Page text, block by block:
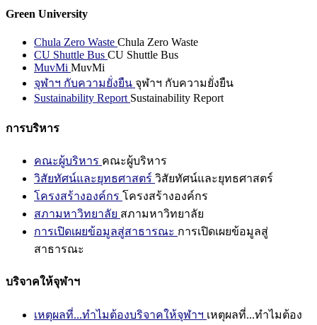
Green University
Chula Zero Waste Chula Zero Waste
CU Shuttle Bus CU Shuttle Bus
MuvMi MuvMi
จุฬาฯ กับความยั่งยืน จุฬาฯ กับความยั่งยืน
Sustainability Report Sustainability Report
การบริหาร
คณะผู้บริหาร คณะผู้บริหาร
วิสัยทัศน์และยุทธศาสตร์ วิสัยทัศน์และยุทธศาสตร์
โครงสร้างองค์กร โครงสร้างองค์กร
สภามหาวิทยาลัย สภามหาวิทยาลัย
การเปิดเผยข้อมูลสู่สาธารณะ การเปิดเผยข้อมูลสู่
สาธารณะ
บริจาคให้จุฬาฯ
เหตุผลที่...ทำไมต้องบริจาคให้จุฬาฯ เหตุผลที่...ทำไมต้อง